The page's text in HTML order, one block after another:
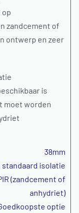
zandcement of
ontwerp en zeer
is
moet worden
38mm
standaard isolatie
(zandcement of
anhydriet)
optie